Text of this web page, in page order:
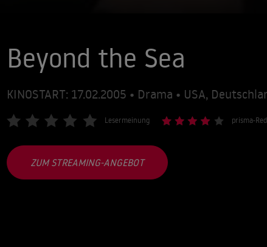
Beyond the Sea
KINOSTART: 17.02.2005 • Drama • USA,
Lesermeinung prisma-
ZUM STREAMING-ANGEBOT